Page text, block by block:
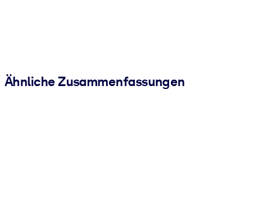
Ähnliche Zusammenfassungen